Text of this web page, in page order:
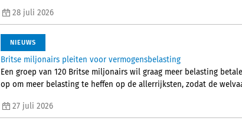
28 juli 2026
NIEUWS
Britse miljonairs pleiten voor vermogensbelasting
Een groep van 120 Britse miljonairs wil graag meer belasting
op om meer belasting te heffen op de allerrijksten, zodat de
27 juli 2026